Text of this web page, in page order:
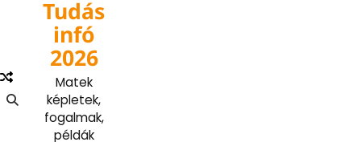
Tudás
infó
2026
Matek
képletek,
fogalmak,
példák